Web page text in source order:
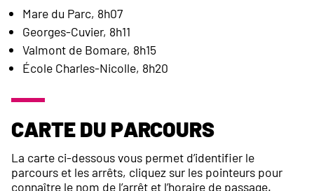
Mare du Parc, 8h07
Georges-Cuvier, 8h11
Valmont de Bomare, 8h15
École Charles-Nicolle, 8h20
Carte du parcours
La carte ci-dessous vous permet d’identifier le
parcours et les arrêts, cliquez sur les pointeurs pour
connaître le nom de l’arrêt et l’horaire de passage.